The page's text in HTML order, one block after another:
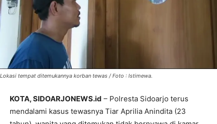
Lokasi tempat ditemukannya korban tewas / Foto : Istimewa.
KOTA, SIDOARJONEWS.id – Polresta Sidoarjo terus
mendalami kasus tewasnya Tiar Aprilia Anindita (23